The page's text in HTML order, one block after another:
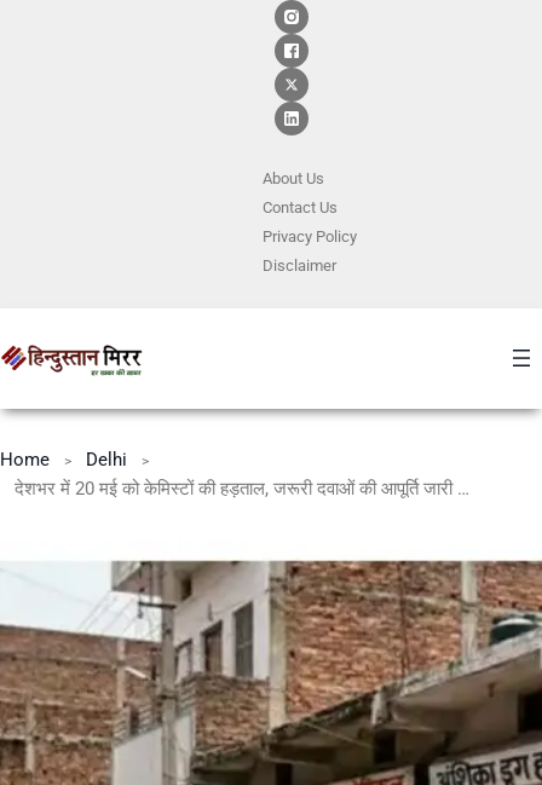
About Us
ContactUs
Privacy Policy
Disclaimer
Home
Delhi
देशभर में 20 मई को केमिस्टों की हड़ताल, जरूरी दवाओं की आपूर्ति जारी रखने की तैयारी